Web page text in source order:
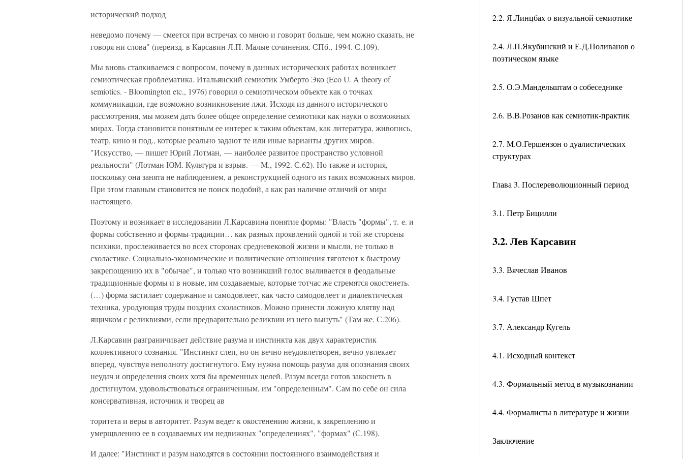
2.2. Я.Линцбах о визуальной семиотике
2.4. Л.П.Якубинский и Е.Д.Поливанов о
поэтическом языке
2.5. О.Э.Мандельштам о собеседнике
2.6. В.В.Розанов как семиотик-практик
2.7. М.О.Гершензон о дуалистических
структурах
Глава 3. Послереволюционный период
3.1. Петр Бицилли
3.2. Лев Карсавин
3.3. Вячеслав Иванов
3.4. Густав Шпет
3.7. Александр Кугель
4.1. Исходный контекст
4.3. Формальный метод в музыкознании
4.4. Формалисты в литературе и жизни
Заключение
исторический подход
неведомо почему — смеется при встречах со мною и говорит больше, чем можно сказать, не
говоря ни слова" (переизд. в Карсавин Л.П. Малые сочинения. СПб., 1994. С.109).
Мы вновь сталкиваемся с вопросом, почему в данных исторических работах возникает
семиотическая проблематика. Итальянский семиотик Умберто Эко (Eco U. A theory of
semiotics. - Bloomington etc., 1976) говорил о семиотическом объекте как о точках
коммуникации, где возможно возникновение лжи. Исходя из данного исторического
рассмотрения, мы можем дать более общее определение семиотики как науки о возможных
мирах. Тогда становится понятным ее интерес к таким объектам, как литература, живопись,
театр, кино и под., которые реально задают те или иные варианты других миров.
"Искусство, — пишет Юрий Лотман, — наиболее развитое пространство условной
реальности" (Лотман ЮМ. Культура и взрыв. — М., 1992. С.62). Но также и история,
поскольку она занята не наблюдением, а реконструкцией одного из таких возможных миров.
При этом главным становится не поиск подобий, а как раз наличие отличий от мира
настоящего.
Поэтому и возникает в исследовании Л.Карсавина понятие формы: "Власть "формы", т. е. и
формы собственно и формы-традиции… как разных проявлений одной и той же стороны
психики, прослеживается во всех сторонах средневековой жизни и мысли, не только в
схоластике. Социально-экономические и политические отношения тяготеют к быстрому
закрепощению их в "обычае", и только что возникший голос выливается в феодальные
традиционные формы и в новые, им создаваемые, которые тотчас же стремятся окостенеть.
(…) форма застилает содержание и самодовлеет, как часто самодовлеет и диалектическая
техника, уродующая труды поздних схоластиков. Можно принести ложную клятву над
ящичком с реликвиями, если предварительно реликвии из него вынуть" (Там же. С.206).
Л.Карсавин разграничивает действие разума и инстинкта как двух характеристик
коллективного сознания. "Инстинкт слеп, но он вечно неудовлетворен, вечно увлекает
вперед, чувствуя неполноту достигнутого. Ему нужна помощь разума для опознания своих
неудач и определения своих хотя бы временных целей. Разум всегда готов закоснеть в
достигнутом, удовольствоваться ограниченным, им "определенным". Сам по себе он сила
консервативная, источник и творец ав
торитета и веры в авторитет. Разум ведет к окостенению жизни, к закреплению и
умерщвлению ее в создаваемых им недвижных "определениях", "формах" (С.198).
И далее: "Инстинкт и разум находятся в состоянии постоянного взаимодействия и